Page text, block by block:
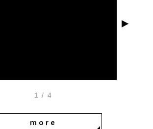
1 / 4
more